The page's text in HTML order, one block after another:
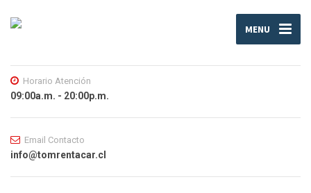
MENU
Horario Atención
09:00a.m. - 20:00p.m.
Email Contacto
info@tomrentacar.cl